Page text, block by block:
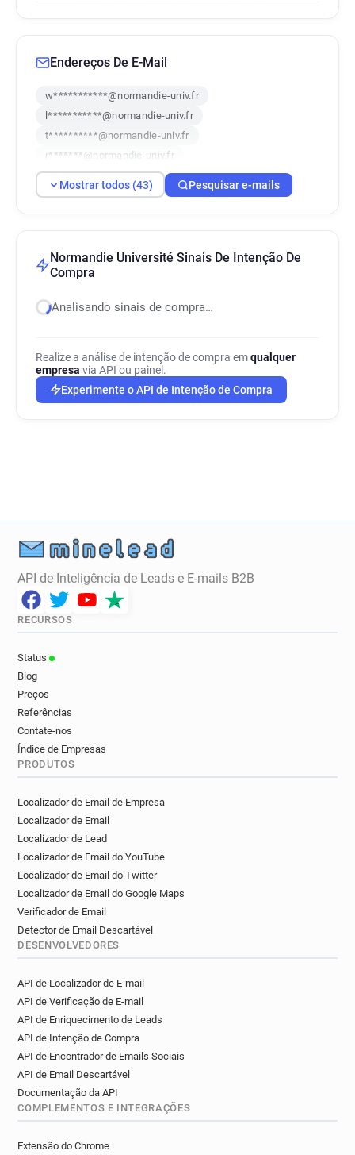
Endereços De E-Mail
w***********@normandie-univ.fr
l***********@normandie-univ.fr
t**********@normandie-univ.fr
r*******@normandie-univ.fr
p***********@normandie-univ.fr
i**********@normandie-univ.fr
y*******@normandie-univ.fr
p*****@normandie-univ.fr
y************@normandie-univ.fr
j********@normandie-univ.fr
r******@normandie-univ.fr
h***********@normandie-univ.fr
l******@normandie-univ.fr
o***********@normandie-univ.fr
o******@normandie-univ.fr
m******@normandie-univ.fr
d******@normandie-univ.fr
j******@normandie-univ.fr
r***********@normandie-univ.fr
w*********@normandie-univ.fr
t********@normandie-univ.fr
x*******@normandie-univ.fr
b********@normandie-univ.fr
j*****@normandie-univ.fr
r*********@normandie-univ.fr
u*********@normandie-univ.fr
r**********@normandie-univ.fr
u************@normandie-univ.fr
Mostrar todos (43) Pesquisar e-mails
Normandie Université Sinais De Intenção De
Compra
Analisando sinais de compra…
Realize a análise de intenção de compra emqualquer
empresa via API ou painel.
Experimente o API de Intenção de Compra
API de Inteligência de Leads e E-mails B2B
RECURSOS
Status
Blog
Preços
Referências
Contate-nos
Índice de Empresas
PRODUTOS
Localizador de Email de Empresa
Localizador de Email
Localizador de Lead
Localizador de Email do YouTube
Localizador de Email do Twitter
Localizador de Email do Google Maps
Verificador de Email
Detector de Email Descartável
DESENVOLVEDORES
API de Localizador de E-mail
API de Verificação de E-mail
API de Enriquecimento de Leads
API de Intenção de Compra
API de Encontrador de Emails Sociais
API de Email Descartável
Documentação da API
COMPLEMENTOS E INTEGRAÇÕES
Extensão do Chrome